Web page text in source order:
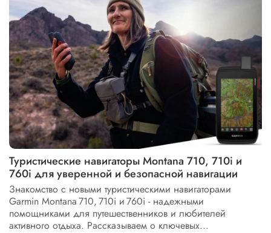
Туристические навигаторы Montana 710, 710i и
760i для уверенной и безопасной навигации
Знакомство с новыми туристическими навигаторами
Garmin Montana 710, 710i и 760i - надежными
помощниками для путешественников и любителей
активного отдыха. Рассказываем о ключевых...